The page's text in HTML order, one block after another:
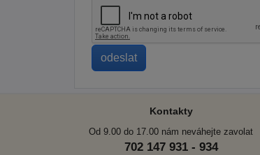
Kontakty
Od 9.00 do 17.00 nám neváhejte zavolat
702 147 931 - 934